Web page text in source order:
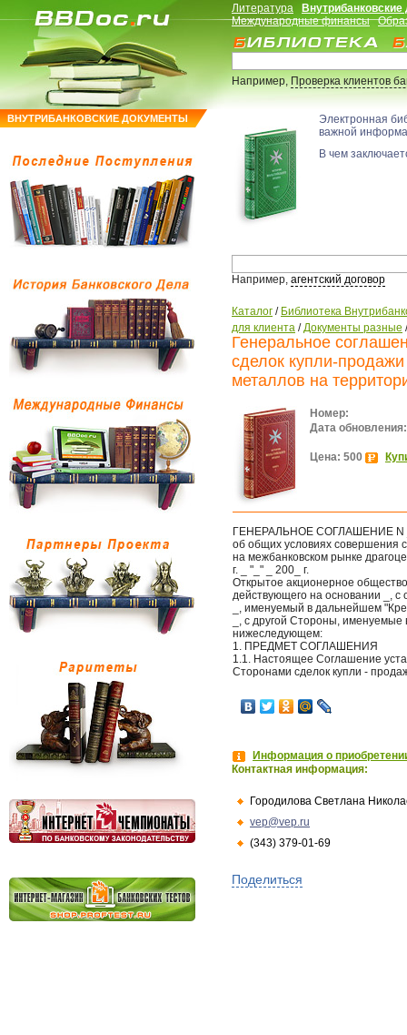
ВНУТРИБАНКОВСКИЕ ДОКУМЕНТЫ
Литература
Международные финансы
Например,Проверка клиентов
Электронная
важной
В чем
Например, агентский договор
Каталог / Библиотека
для клиента /Документы разные
Генеральное
сделок купли-
металлов на
Номер:
Дата обновления:
Цена: 500
ГЕНЕРАЛЬНОЕ СОГЛАШЕНИЕ N
об общих условиях совершения
на межбанковском рынке
г. _ "_" _ 200_ г.
Открытое акционерное
действующего на основании _,
_, именуемый в дальнейшем
_, с другой Стороны,
нижеследующем:
1. ПРЕДМЕТ СОГЛАШЕНИЯ
1.1. Настоящее Соглашение
Сторонами сделок купли -
Информация о
Контактная информация:
Городилова Светлана
vep@vep.ru
(343) 379-01-69
Поделиться